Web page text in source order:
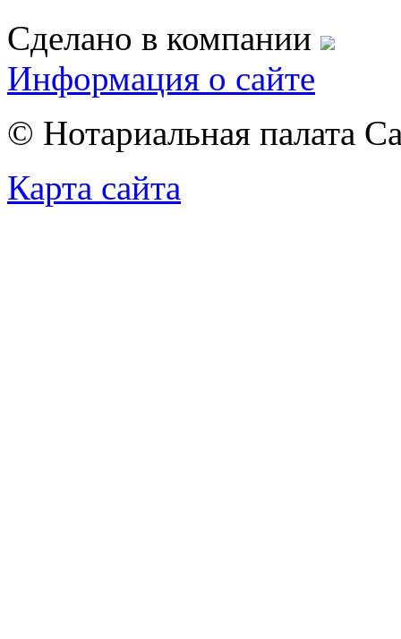
Сделано в компании
Информация о сайте
© Нотариальная палата
Карта сайта